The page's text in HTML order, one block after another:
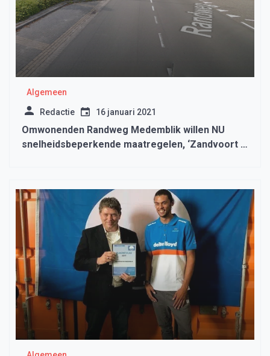
Algemeen
Redactie 16 januari 2021
Omwonenden Randweg Medemblik willen NU
snelheidsbeperkende maatregelen, ‘Zandvoort is